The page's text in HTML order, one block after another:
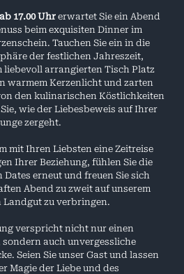
17.00 Uhr erwartet Sie ein Abend
beim exquisiten Dinner im
Tauchen Sie ein in die
der festlichen Jahreszeit,
liebevoll arrangierten Tisch Platz
warmem Kerzenlicht und zarten
den kulinarischen Köstlichkeiten
wie der Liebesbeweis auf Ihrer
zergeht.
mit Ihren Liebsten eine Zeitreise
Ihrer Beziehung, fühlen Sie die
Dates erneut und freuen Sie sich
Abend zu zweit auf unserem
Landgut zu verbringen.
verspricht nicht nur einen
sondern auch unvergessliche
Seien Sie unser Gast und lassen
Magie der Liebe und des